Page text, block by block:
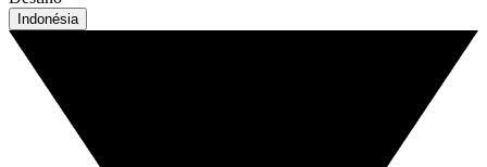
Indonésia